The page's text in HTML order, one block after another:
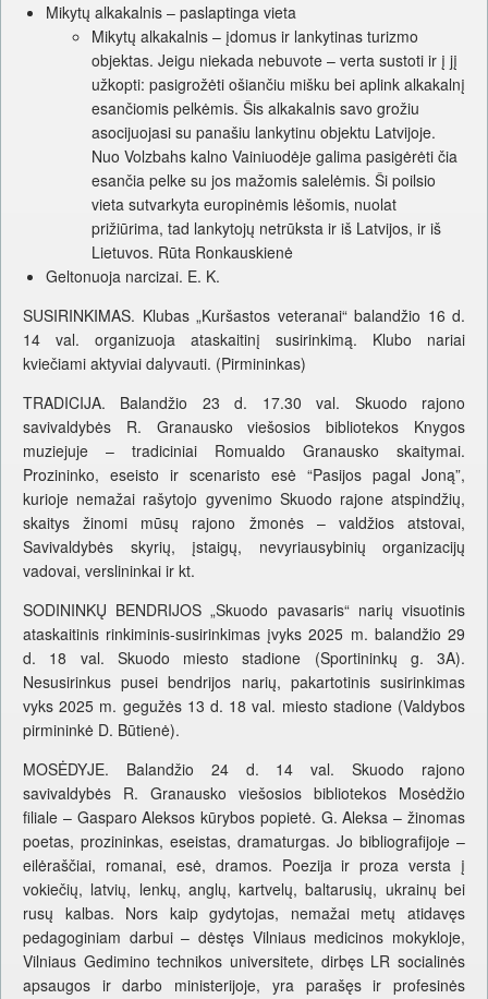
Mikytų alkakalnis – paslaptinga vieta
Mikytų alkakalnis – įdomus ir lankytinas turizmo
objektas. Jeigu niekada nebuvote – verta sustoti ir į jį
užkopti: pasigrožėti ošiančiu mišku bei aplink alkakalnį
esančiomis pelkėmis. Šis alkakalnis savo grožiu
asocijuojasi su panašiu lankytinu objektu Latvijoje.
Nuo Volzbahs kalno Vainiuodėje galima pasigėrėti čia
esančia pelke su jos mažomis salelėmis. Ši poilsio
vieta sutvarkyta europinėmis lėšomis, nuolat
prižiūrima, tad lankytojų netrūksta ir iš Latvijos, ir iš
Lietuvos. Rūta Ronkauskienė
Geltonuoja narcizai. E. K.
SUSIRINKIMAS. Klubas „Kuršastos veteranai“ balandžio 16 d.
14 val. organizuoja ataskaitinį susirinkimą. Klubo nariai
kviečiami aktyviai dalyvauti. (Pirmininkas)
TRADICIJA. Balandžio 23 d. 17.30 val. Skuodo rajono
savivaldybės R. Granausko viešosios bibliotekos Knygos
muziejuje – tradiciniai Romualdo Granausko skaitymai.
Prozininko, eseisto ir scenaristo esė “Pasijos pagal Joną”,
kurioje nemažai rašytojo gyvenimo Skuodo rajone atspindžių,
skaitys žinomi mūsų rajono žmonės – valdžios atstovai,
Savivaldybės skyrių, įstaigų, nevyriausybinių organizacijų
vadovai, verslininkai ir kt.
SODININKŲ BENDRIJOS „Skuodo pavasaris“ narių visuotinis
ataskaitinis rinkiminis-susirinkimas įvyks 2025 m. balandžio 29
d. 18 val. Skuodo miesto stadione (Sportininkų g. 3A).
Nesusirinkus pusei bendrijos narių, pakartotinis susirinkimas
vyks 2025 m. gegužės 13 d. 18 val. miesto stadione (Valdybos
pirmininkė D. Būtienė).
MOSĖDYJE. Balandžio 24 d. 14 val. Skuodo rajono
savivaldybės R. Granausko viešosios bibliotekos Mosėdžio
filiale – Gasparo Aleksos kūrybos popietė. G. Aleksa – žinomas
poetas, prozininkas, eseistas, dramaturgas. Jo bibliografijoje –
eilėraščiai, romanai, esė, dramos. Poezija ir proza versta į
vokiečių, latvių, lenkų, anglų, kartvelų, baltarusių, ukrainų bei
rusų kalbas. Nors kaip gydytojas, nemažai metų atidavęs
pedagoginiam darbui – dėstęs Vilniaus medicinos mokykloje,
Vilniaus Gedimino technikos universitete, dirbęs LR socialinės
apsaugos ir darbo ministerijoje, yra parašęs ir profesinės